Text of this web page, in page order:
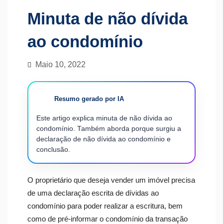
Minuta de não dívida
ao condomínio
Maio 10, 2022
Resumo gerado por IA
Este artigo explica minuta de não dívida ao
condomínio. Também aborda porque surgiu a
declaração de não dívida ao condomínio e
conclusão.
O proprietário que deseja vender um imóvel precisa
de uma declaração escrita de dívidas ao
condomínio para poder realizar a escritura, bem
como de pré-informar o condomínio da transação